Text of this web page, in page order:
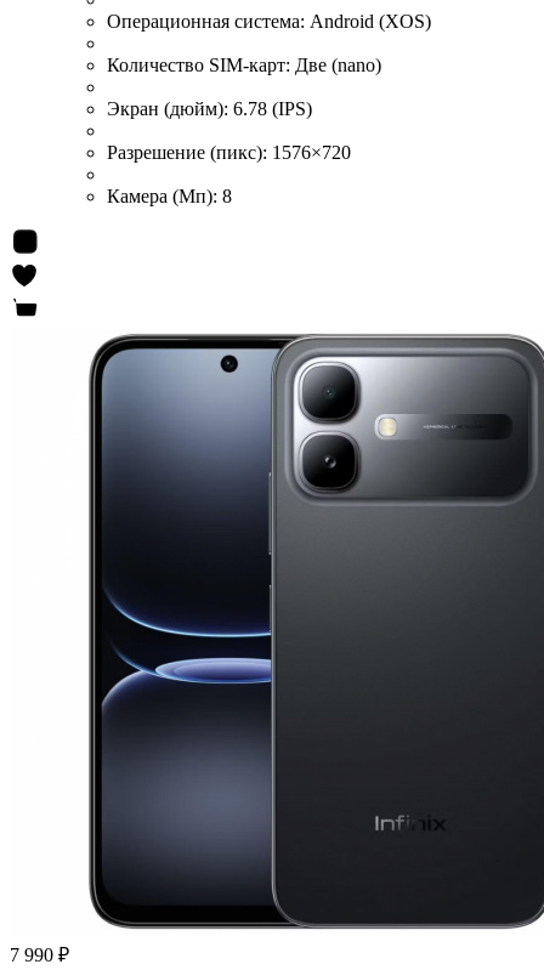
Операционная система: Android (XOS)
Количество SIM-карт: Две (nano)
Экран (дюйм): 6.78 (IPS)
Разрешение (пикс): 1576×720
Камера (Мп): 8
7 990 ₽